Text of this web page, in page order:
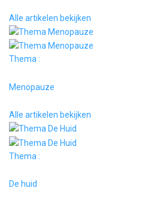
Alle artikelen bekijken
Thema :
Menopauze
Alle artikelen bekijken
Thema :
De huid